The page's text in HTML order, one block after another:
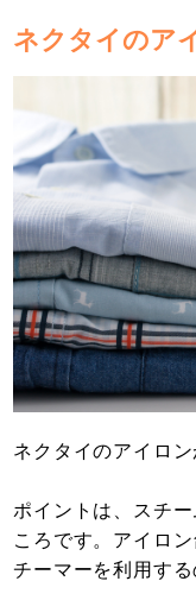
ネクタイのア
ネクタイのアイロ
ポイントは、スチ
ころです。アイロ
チーマーを利用する